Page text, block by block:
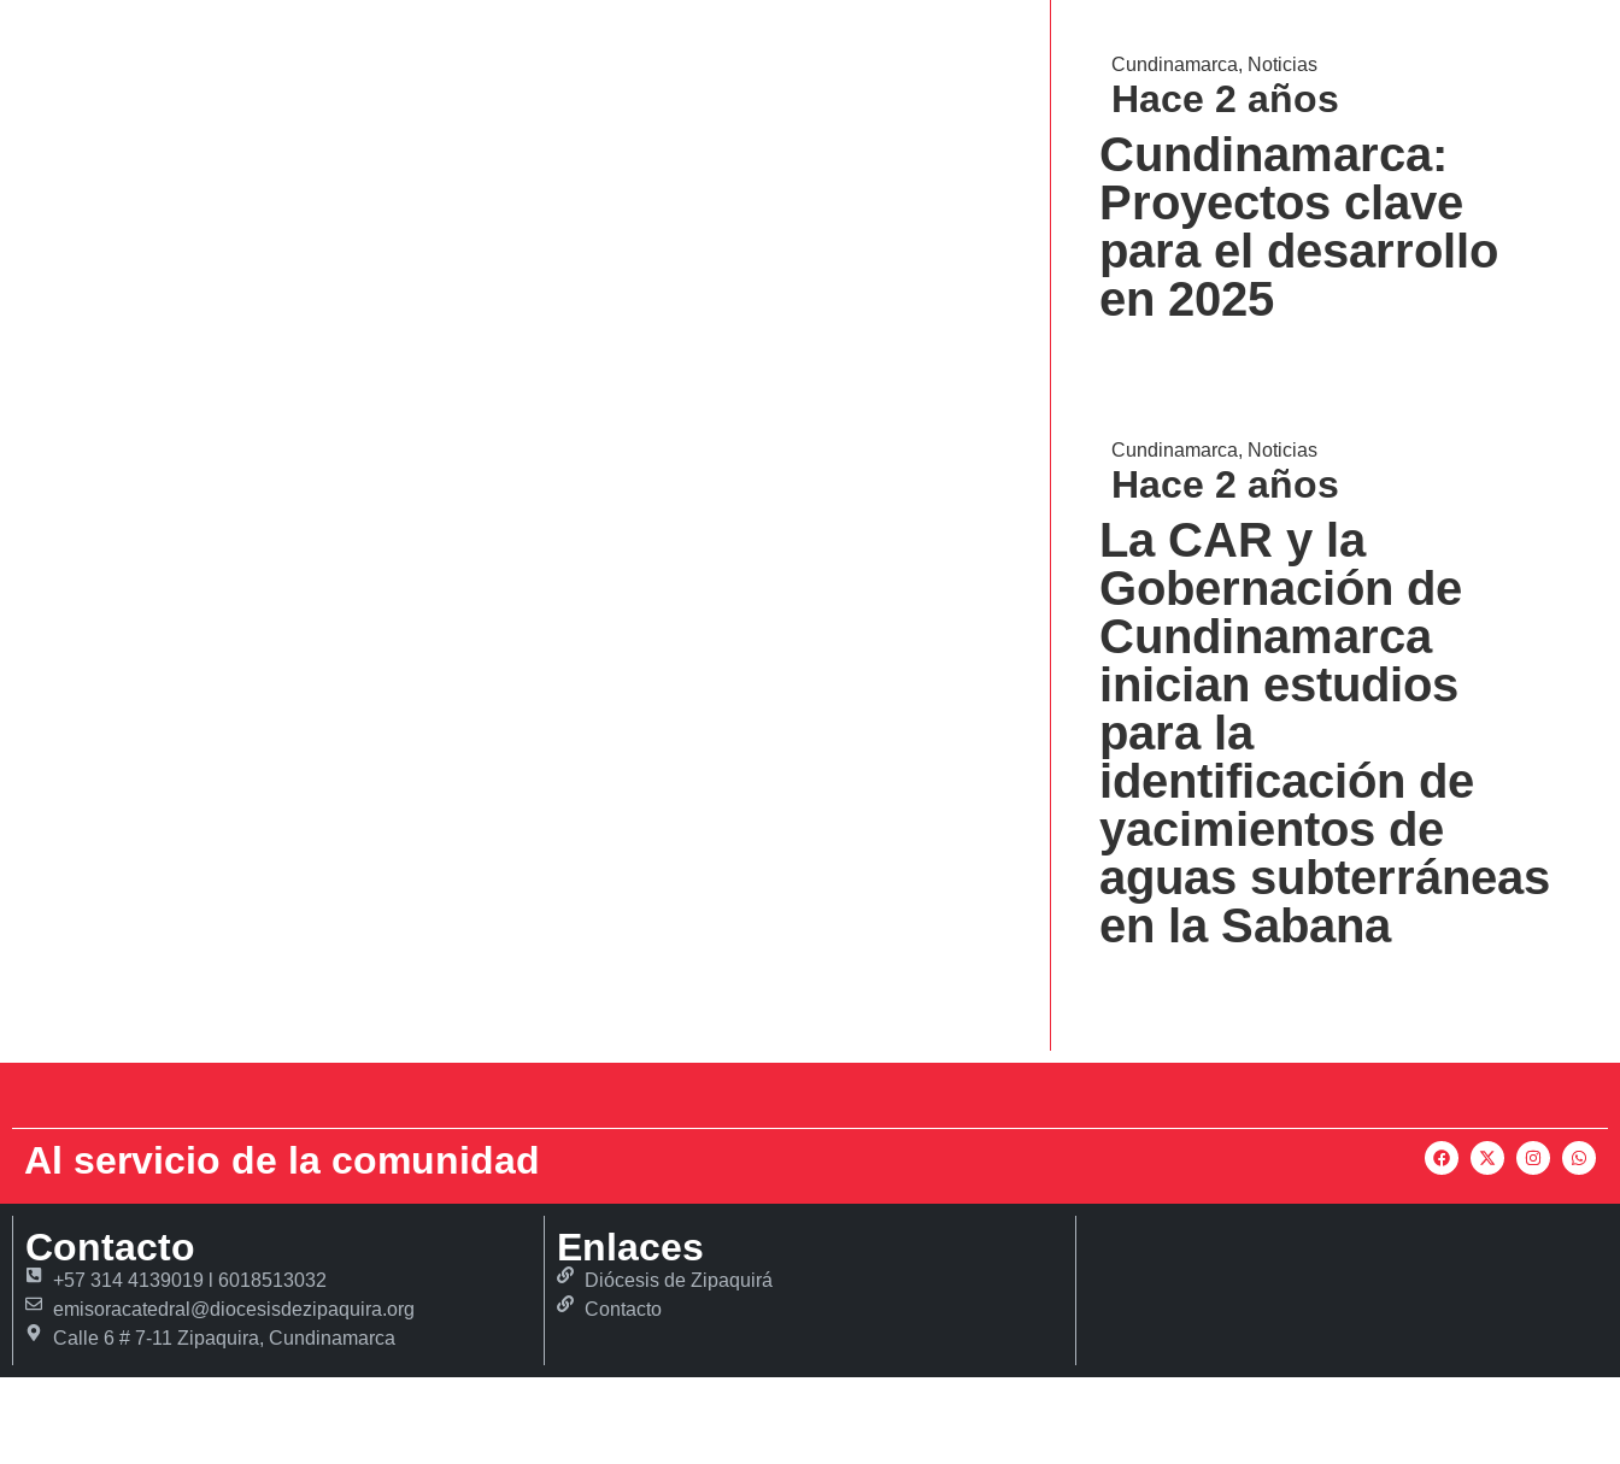
Cundinamarca, Noticias
Hace 2 años
Cundinamarca:
Proyectos clave
para el desarrollo
en 2025
Cundinamarca, Noticias
Hace 2 años
La CAR y la
Gobernación de
Cundinamarca
inician estudios
para la
identificación de
yacimientos de
aguas subterráneas
en la Sabana
Al servicio de la comunidad
Contacto
+57 314 4139019 l 6018513032
emisoracatedral@diocesisdezipaquira.org
Calle 6 # 7-11 Zipaquira, Cundinamarca
Enlaces
Diócesis de Zipaquirá
Contacto